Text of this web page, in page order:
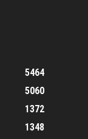
5464
5060
1372
1348